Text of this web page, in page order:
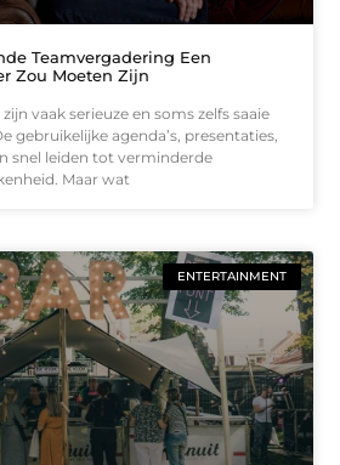
Teamvergadering Een
Zou Moeten Zijn
vaak serieuze en soms zelfs saaie
gebruikelijke agenda’s, presentaties,
snel leiden tot verminderde
Maar wat
ENTERTAINMENT